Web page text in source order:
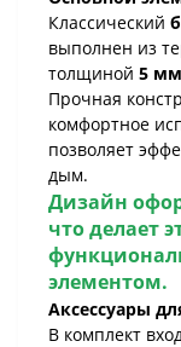
Классический
выполнен из
толщиной 5 мм
Прочная
комфортное
позволяет
дым.
Дизайн
что делает
элементом.
Аксессуары
В комплект